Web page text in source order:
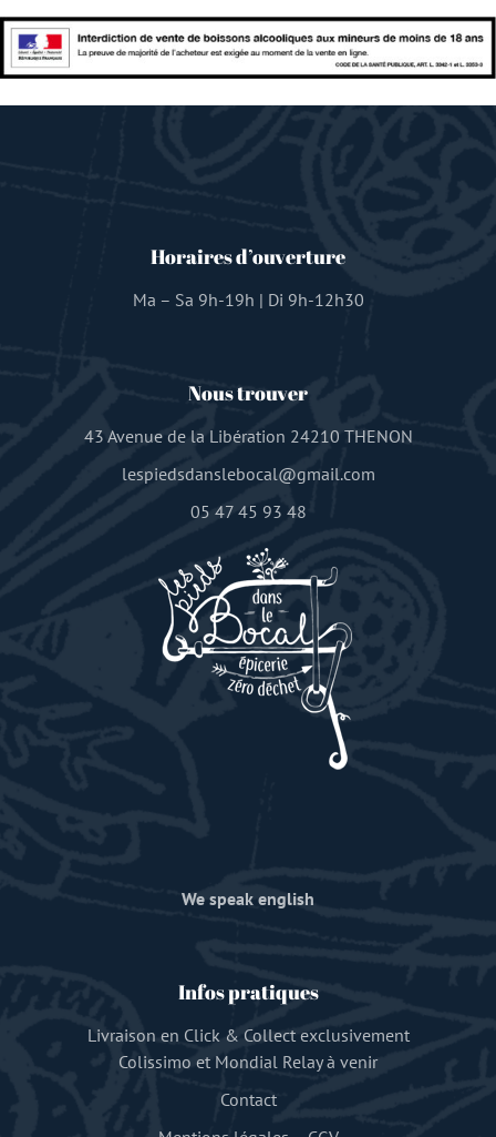
Horaires d’ouverture
Ma – Sa 9h-19h | Di 9h-12h30
Nous trouver
43 Avenue de la Libération 24210 THENON
lespiedsdanslebocal@gmail.com
05 47 45 93 48
We speak english
Infos pratiques
Livraison en Click & Collect exclusivement
Colissimo et Mondial Relay à venir
Contact